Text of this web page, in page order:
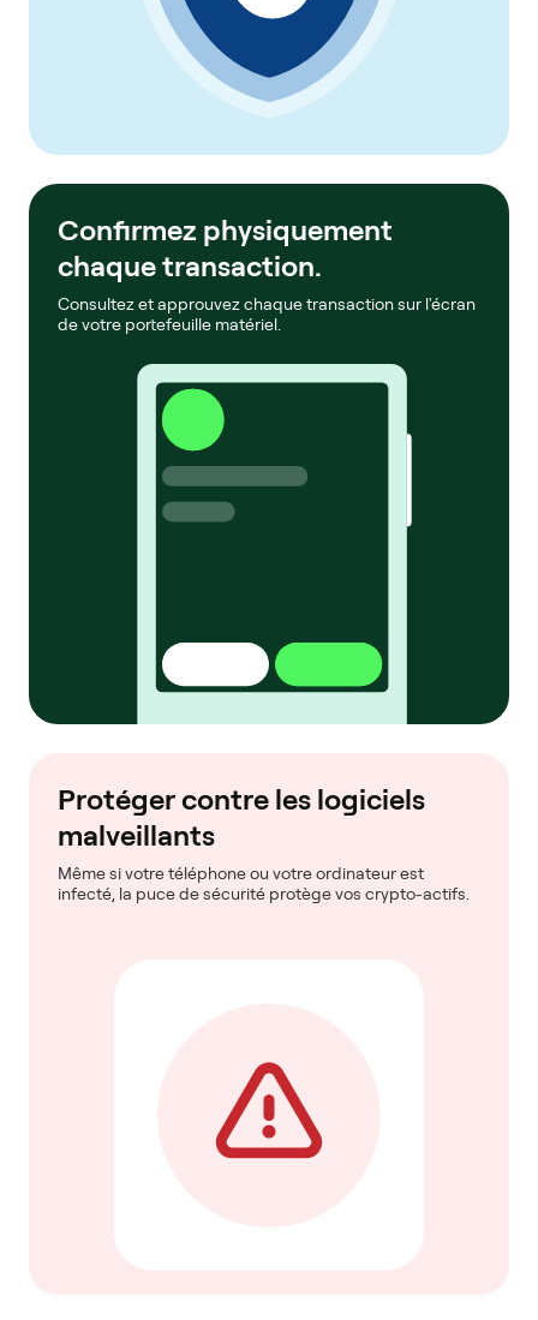
Confirmez physiquement
chaque transaction.
Consultez et approuvez chaque transaction sur l'écran
de votre portefeuille matériel.
Protéger contre les logiciels
malveillants
Même si votre téléphone ou votre ordinateur est
infecté, la puce de sécurité protège vos crypto-actifs.